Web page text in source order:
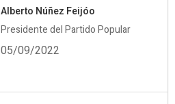
Alberto Núñez Feijóo
Presidente del Partido Popular
05/09/2022